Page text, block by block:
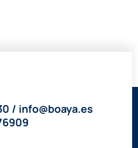
/ info@boaya.es